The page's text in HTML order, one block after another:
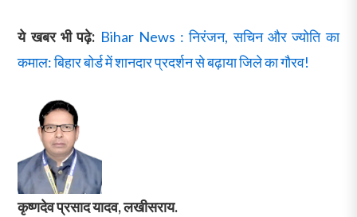
ये खबर भी पढ़े: Bihar News : निरंजन, सचिन और ज्योति का
कमाल: बिहार बोर्ड में शानदार प्रदर्शन से बढ़ाया जिले का गौरव!
कृष्णदेव प्रसाद यादव, लखीसराय.